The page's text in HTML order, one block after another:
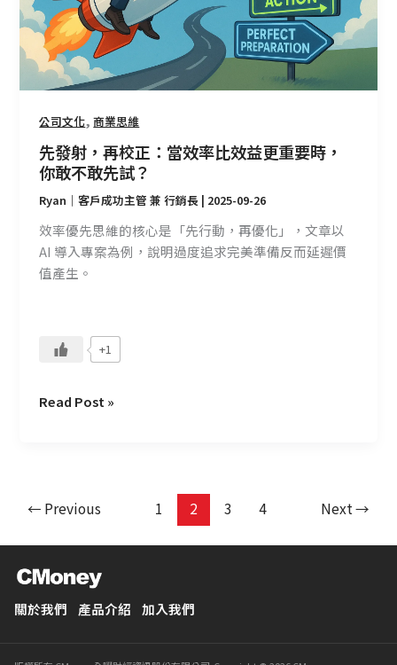
公司文化,商業思維
先發射，再校正：當效率比效益更重要時，
你敢不敢先試？
Ryan｜客戶成功主管 兼 行銷長 | 2025-09-26
效率優先思維的核心是「先行動，再優化」，文章以
AI 導入專案為例，說明過度追求完美準備反而延遲價
值產生。
+1
效
率
比
效
益
更
要
時，
你
敢
不
敢
Read Post »
← Previous 1 2 3 4 Next→
關於我們 產品介紹 加入我們